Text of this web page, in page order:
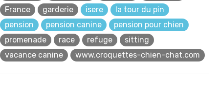
France
garderie isere
la tour du pin
pension
pension canine
pension pour chien
promenade
race refuge
sitting
vacance canine
www.croquettes-chien-chat.com